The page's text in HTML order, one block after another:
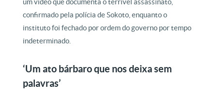
confirmado pela polícia de Sokoto, enquanto o
instituto foi fechado por ordem do governo por tempo
indeterminado.
‘Um ato bárbaro que nos deixa sem
palavras’